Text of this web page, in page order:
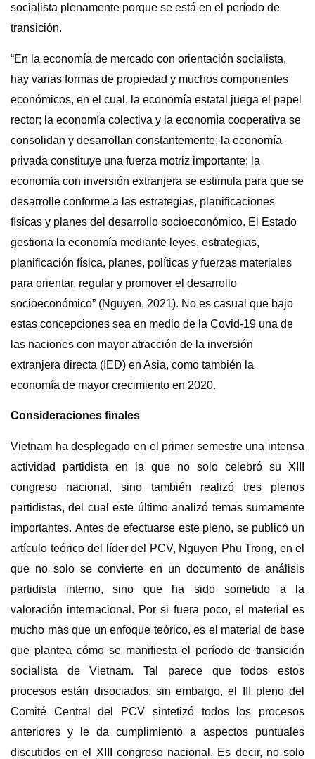
socialista plenamente porque se está en el período de
transición.
“En la economía de mercado con orientación socialista,
hay varias formas de propiedad y muchos componentes
económicos, en el cual, la economía estatal juega el papel
rector; la economía colectiva y la economía cooperativa se
consolidan y desarrollan constantemente; la economía
privada constituye una fuerza motriz importante; la
economía con inversión extranjera se estimula para que se
desarrolle conforme a las estrategias, planificaciones
físicas y planes del desarrollo socioeconómico. El Estado
gestiona la economía mediante leyes, estrategias,
planificación física, planes, políticas y fuerzas materiales
para orientar, regular y promover el desarrollo
socioeconómico” (Nguyen, 2021). No es casual que bajo
estas concepciones sea en medio de la Covid-19 una de
las naciones con mayor atracción de la inversión
extranjera directa (IED) en Asia, como también la
economía de mayor crecimiento en 2020.
Consideraciones finales
Vietnam ha desplegado en el primer semestre una intensa
actividad partidista en la que no solo celebró su XIII
congreso nacional, sino también realizó tres plenos
partidistas, del cual este último analizó temas sumamente
importantes. Antes de efectuarse este pleno, se publicó un
artículo teórico del líder del PCV, Nguyen Phu Trong, en el
que no solo se convierte en un documento de análisis
partidista interno, sino que ha sido sometido a la
valoración internacional. Por si fuera poco, el material es
mucho más que un enfoque teórico, es el material de base
que plantea cómo se manifiesta el período de transición
socialista de Vietnam. Tal parece que todos estos
procesos están disociados, sin embargo, el III pleno del
Comité Central del PCV sintetizó todos los procesos
anteriores y le da cumplimiento a aspectos puntuales
discutidos en el XIII congreso nacional. Es decir, no solo